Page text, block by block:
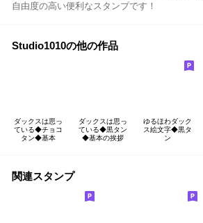
自由度の高い便利なスタンプです！
Studio1010の他の作品
ダックスは思っ
ている◆チョコ
タン◆基本
ダックスは思っ
ている◆黒タン
◆基本の挨拶
ゆるほわダック
ス絵文字◆黒タ
ン
関連スタンプ